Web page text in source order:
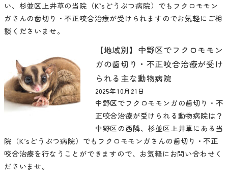
い、杉並区上井草の当院（K’sどうぶつ病院）でもフクロモモン
ガさんの歯切り・不正咬合治療が受けられますのでお気軽にご相
談くださいませ。
【地域別】中野区でフクロモモン
ガの歯切り・不正咬合治療が受け
られる主な動物病院
2025年10月21日
中野区でフクロモモンガの歯切り・不
正咬合治療が受けられる動物病院は？
中野区の西隣、杉並区上井草にある当
院（K’sどうぶつ病院）でもフクロモモンガさんの歯切り・不正
咬合治療を行なうことができますので、お気軽にお問い合わせく
ださいませ。